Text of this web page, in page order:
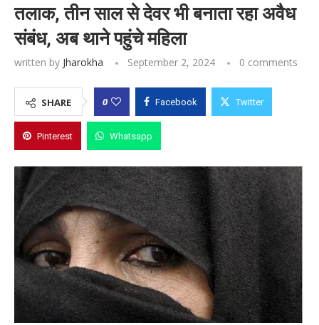
तलाक, तीन साल से देवर भी बनाता रहा अवैध
संबंध, अब थाने पहुंचे महिला
written by Jharokha September 2, 2024 0 comments
SHARE 0 Facebook Twitter
Pinterest Whatsapp